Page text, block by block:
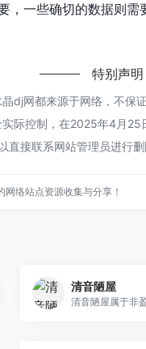
，一些确切的数据则
特别声明
dj网都来源于网络，不保
际控制，在2025年4月
直接联系网站管理员进行
络站点资源收集与分享！
清音陋屋